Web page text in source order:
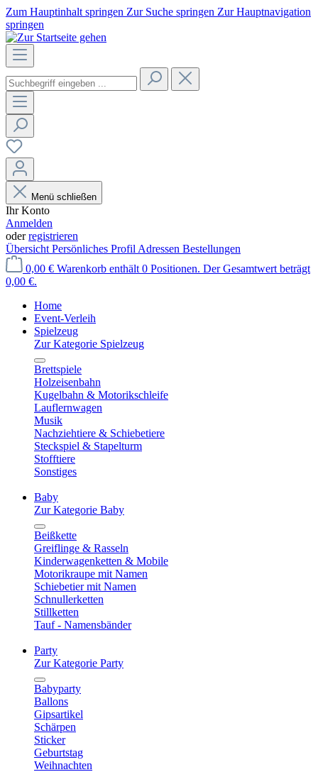
Zum Hauptinhalt springen Zur Suche springen Zur Hauptnavigation
springen
Menü schließen
Ihr Konto
Anmelden
oderregistrieren
Übersicht Persönliches Profil Adressen Bestellungen
0,00 € Warenkorb enthält 0 Positionen. Der Gesamtwert beträgt
0,00 €.
Home
Event-Verleih
Spielzeug
Zur Kategorie Spielzeug
Brettspiele
Holzeisenbahn
Kugelbahn & Motorikschleife
Lauflernwagen
Musik
Nachziehtiere & Schiebetiere
Steckspiel & Stapelturm
Stofftiere
Sonstiges
Baby
Zur Kategorie Baby
Beißkette
Greiflinge & Rasseln
Kinderwagenketten & Mobile
Motorikraupe mit Namen
Schiebetier mit Namen
Schnullerketten
Stillketten
Tauf - Namensbänder
Party
Zur Kategorie Party
Babyparty
Ballons
Gipsartikel
Schärpen
Sticker
Geburtstag
Weihnachten